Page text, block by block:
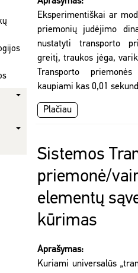
Eksperimentiškai ar
priemonių judėjimo
nustatyti transporto
greitį, traukos jėga,
Transporto
kaupiami kas 0,01
Plačiau
Sistemos
priemonė/
elementų
kūrimas
Aprašymas:
Kuriami universalūs